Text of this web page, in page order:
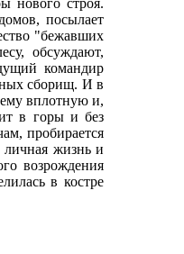
нового строя.
посылает
"бежавших
обсуждают,
командир
сборищ. И в
вплотную и,
в горы и без
пробирается
личная жизнь и
возрождения
в костре